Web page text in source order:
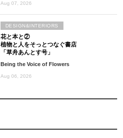
Aug 07, 2026
花と本と②
植物と人をそっとつなぐ書店
「草舟あんとす号」
Being the Voice of Flowers
Aug 06, 2026
DESIGN&INTERIORS